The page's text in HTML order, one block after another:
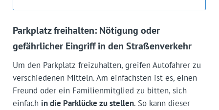
Parkplatz freihalten: Nötigung oder
gefährlicher Eingriff in den Straßenverkehr
Um den Parkplatz freizuhalten, greifen Autofahrer zu
verschiedenen Mitteln. Am einfachsten ist es, einen
Freund oder ein Familienmitglied zu bitten, sich
einfach in die Parklücke zu stellen. So kann dieser